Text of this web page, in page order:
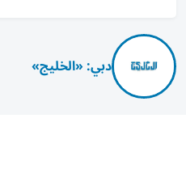
دبي: «الخليج»